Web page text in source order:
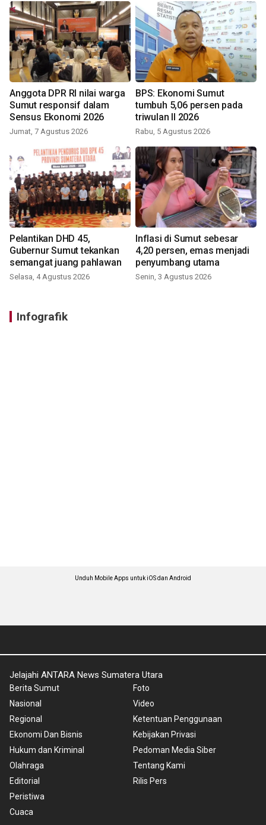
Anggota DPR RI nilai warga
Sumut responsif dalam
Sensus Ekonomi 2026
Jumat, 7 Agustus 2026
BPS: Ekonomi Sumut
tumbuh 5,06 persen pada
triwulan II 2026
Rabu, 5 Agustus 2026
Pelantikan DHD 45,
Gubernur Sumut tekankan
semangat juang pahlawan
Selasa, 4 Agustus 2026
Inflasi di Sumut sebesar
4,20 persen, emas menjadi
penyumbang utama
Senin, 3 Agustus 2026
Infografik
Unduh Mobile Apps untuk iOS dan Android
Jelajahi ANTARA News Sumatera Utara
Berita Sumut
Nasional
Regional
Ekonomi Dan Bisnis
Hukum dan Kriminal
Olahraga
Editorial
Peristiwa
Cuaca
Foto
Video
Ketentuan Penggunaan
Kebijakan Privasi
Pedoman Media Siber
Tentang Kami
Rilis Pers